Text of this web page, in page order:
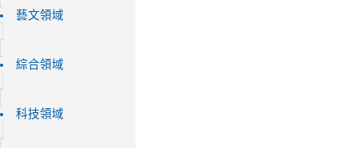
藝文領域
綜合領域
科技領域